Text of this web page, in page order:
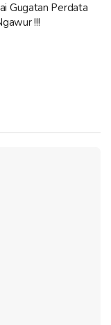
Gugatan Perdata
!!!